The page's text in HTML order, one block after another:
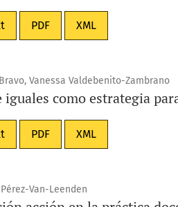
PDF XML
Vanessa Valdebenito-Zambrano
como estrategia
PDF XML
Van-Leenden